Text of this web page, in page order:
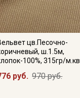
цв.Песочно-
ш.1.5м,
100%, 315гр/м.кв
руб. 970 руб.